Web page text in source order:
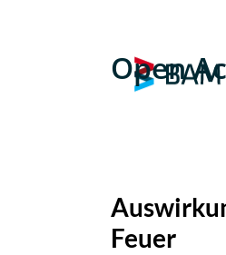
Open
Feuer